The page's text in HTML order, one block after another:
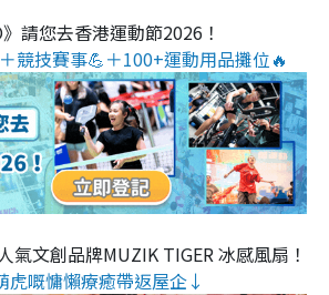
》請您去香港運動節2026！
競技賽事💪＋100+運動用品攤位🔥
氣文創品牌MUZIK TIGER 冰感風扇！
虎嘅慵懶療癒帶返屋企↓